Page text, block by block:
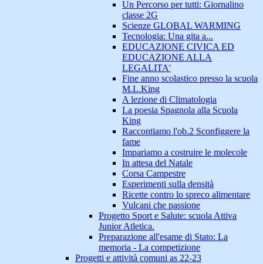
Un Percorso per tutti: Giornalino
classe 2G
Scienze GLOBAL WARMING
Tecnologia: Una gita a...
EDUCAZIONE CIVICA ED
EDUCAZIONE ALLA
LEGALITA'
Fine anno scolastico presso la scuola
M.L.King
A lezione di Climatologia
La poesia Spagnola alla Scuola
King
Raccontiamo l'ob.2 Sconfiggere la
fame
Impariamo a costruire le molecole
In attesa del Natale
Corsa Campestre
Esperimenti sulla densità
Ricette contro lo spreco alimentare
Vulcani che passione
Progetto Sport e Salute: scuola Attiva
Junior Atletica.
Preparazione all'esame di Stato: La
memoria - La competizione
Progetti e attività comuni as 22-23